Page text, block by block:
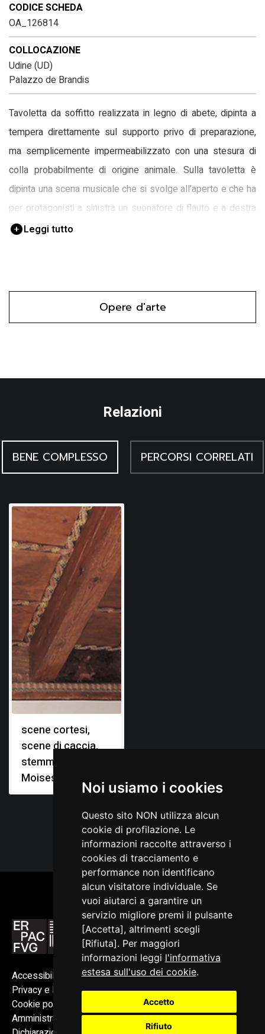
Noi usiamo i cookies
Questo sito NON utilizza alcun
cookie di profilazione. Le
informazioni raccolte attraverso i
cookies di tracciamento e
performance non identificano
alcun visitatore individuale. Se
vuoi aiutarci a garantire un
servizio migliore premi il pulsante
[Accetta], altrimenti scegli
[Rifiuta]. Per maggiori
informazioni leggi l'informativa
estesa sull'uso dei cookie.
Accetto
Rifiuto
CODICE SCHEDA
OA_126814
COLLOCAZIONE
Udine (UD)
Palazzo de Brandis
Tavoletta da soffitto realizzata in legno di abete, dipinta a
tempera direttamente sul supporto privo di preparazione,
ma semplicemente impermeabilizzato con una stesura di
colla probabilmente di origine animale. Sulla tavoletta è
dipinta una scena musicale che si svolge all’aperto e che ha
per protagonisti a sinistra un suonatore di flauto e a destra
una suonatrice di organo portativo, seduti entrambi su un
Leggi tutto
Opere d'arte
Relazioni
BENE COMPLESSO PERCORSI CORRELATI
scene cortesi,
scene di caccia,
stemma gentilizio:
Moises
Accessibilità
Privacy e Note legali
Cookie policy
Amministrazione trasparente